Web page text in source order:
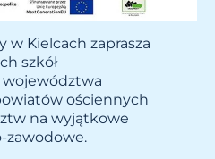
w Kielcach zaprasza
szkół
ościennych
na wyjątkowe
zawodowe.